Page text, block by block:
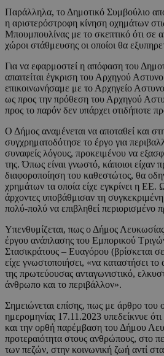
Παράλληλα, το Δημοτικό Συμβούλιο
η αριστερόστροφη κίνηση οχημάτων
Μπουμπουλίνας με το σκεπτικό ότι σε
χώροι στάθμευσης οι οποίοι θα
Για να εφαρμοστεί η απόφαση του
απαιτείται έγκριση του Αρχηγού
επικοινωνήσαμε με το Αρχηγείο
ως προς την πρόθεση του Αρχηγού
προς το παρόν δεν υπάρχει οτιδήποτε
Ο Δήμος αναμένεται να αποταθεί και
συγχρηματοδότησε το έργο για
συναφείς λόγους, προκειμένου να
της. Όπως είναι γνωστό, κάποιοι είχαν
διαφοροποίηση του καθεστώτος, θα
χρημάτων τα οποία είχε εγκρίνει η ΕΕ.
άρχοντες υποβάθμισαν τη
πολύ-πολύ να επιβληθεί περιορισμένο
Υπενθυμίζεται, πως ο Δήμος
έργου ανάπλασης του Εμπορικού
Στασικράτους – Ευαγόρου (βρίσκεται
είχε γνωστοποιήσει, «να καταστήσει το
της πρωτεύουσας ανταγωνιστικό,
άνθρωπο και το περιβάλλον».
Σημειώνεται επίσης, πως με άρθρο
ημερομηνίας 17.11.2023 υπεδείκνυε
και την ορθή παρέμβαση του Δήμου
προτεραιότητα στους ανθρώπους, στο
των πεζών, στην κοινωνική ζωή αντί